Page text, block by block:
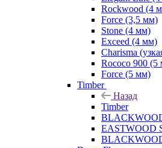
Rockwood (4
Force (3,5 мм)
Stone (4 мм)
Exceed (4 мм)
Charisma
Rococo 900 (5
Force (5 мм)
Timber
Назад
Timber
EASTWOOD